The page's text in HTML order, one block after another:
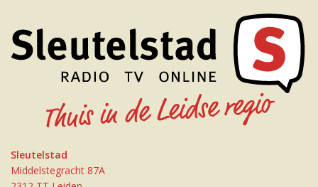
Sleutelstad
Middelstegracht 87A